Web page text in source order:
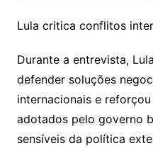
Lula critica conflitos
Durante a entrevista,
defender soluções
internacionais e
adotados pelo governo
sensíveis da política